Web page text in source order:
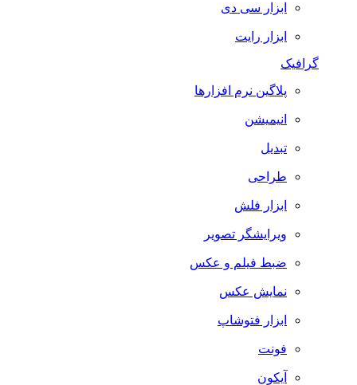
ابزار سی دی
ابزار رایت
گرافیک
پلاگین نرم افزارها
انیمیشن
تبدیل
طراحی
ابزار فلش
ویرایشگر تصویر
ضبط فيلم و عكس
نمایش عکس
ابزار فتوشاپ
فونت
آیکون